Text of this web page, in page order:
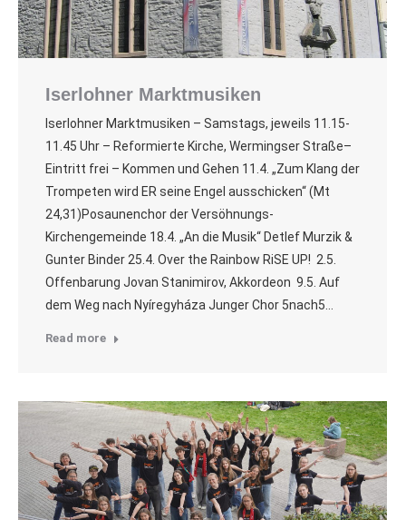
Iserlohner Marktmusiken
Iserlohner Marktmusiken – Samstags, jeweils 11.15-
11.45 Uhr – Reformierte Kirche, Wermingser Straße–
Eintritt frei – Kommen und Gehen 11.4. „Zum Klang der
Trompeten wird ER seine Engel ausschicken“ (Mt
24,31)Posaunenchor der Versöhnungs-
Kirchengemeinde 18.4. „An die Musik“ Detlef Murzik &
Gunter Binder 25.4. Over the Rainbow RiSE UP! 2.5.
Offenbarung Jovan Stanimirov, Akkordeon 9.5. Auf
dem Weg nach Nyíregyháza Junger Chor 5nach5…
Read more